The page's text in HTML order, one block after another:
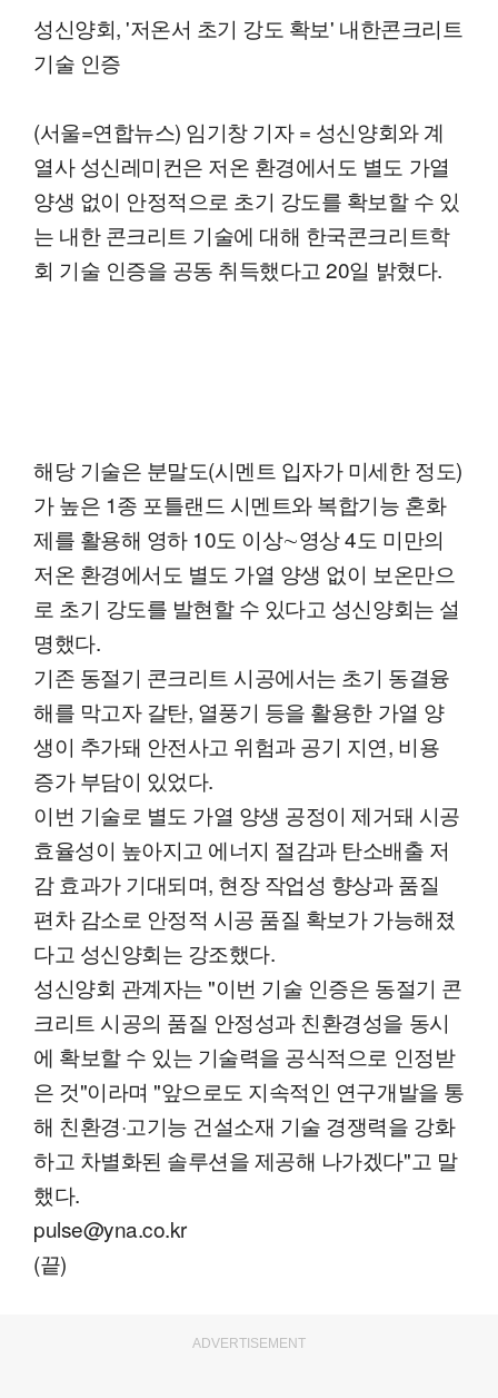
성신양회, '저온서 초기 강도 확보' 내한콘크리트
기술 인증
(서울=연합뉴스) 임기창 기자 = 성신양회와 계
열사 성신레미컨은 저온 환경에서도 별도 가열
양생 없이 안정적으로 초기 강도를 확보할 수 있
는 내한 콘크리트 기술에 대해 한국콘크리트학
회 기술 인증을 공동 취득했다고 20일 밝혔다.
해당 기술은 분말도(시멘트 입자가 미세한 정도)
가 높은 1종 포틀랜드 시멘트와 복합기능 혼화
제를 활용해 영하 10도 이상∼영상 4도 미만의
저온 환경에서도 별도 가열 양생 없이 보온만으
로 초기 강도를 발현할 수 있다고 성신양회는 설
명했다.
기존 동절기 콘크리트 시공에서는 초기 동결융
해를 막고자 갈탄, 열풍기 등을 활용한 가열 양
생이 추가돼 안전사고 위험과 공기 지연, 비용
증가 부담이 있었다.
이번 기술로 별도 가열 양생 공정이 제거돼 시공
효율성이 높아지고 에너지 절감과 탄소배출 저
감 효과가 기대되며, 현장 작업성 향상과 품질
편차 감소로 안정적 시공 품질 확보가 가능해졌
다고 성신양회는 강조했다.
성신양회 관계자는 "이번 기술 인증은 동절기 콘
크리트 시공의 품질 안정성과 친환경성을 동시
에 확보할 수 있는 기술력을 공식적으로 인정받
은 것"이라며 "앞으로도 지속적인 연구개발을 통
해 친환경·고기능 건설소재 기술 경쟁력을 강화
하고 차별화된 솔루션을 제공해 나가겠다"고 말
했다.
pulse@yna.co.kr
(끝)
ADVERTISEMENT